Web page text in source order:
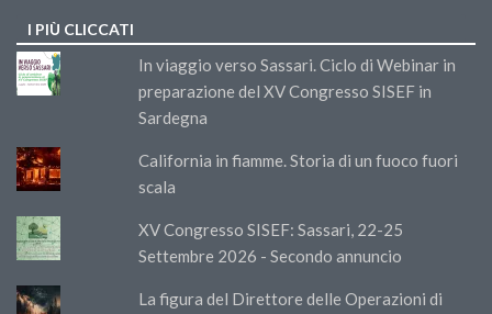
I PIÙ CLICCATI
In viaggio verso Sassari. Ciclo di Webinar in
preparazione del XV Congresso SISEF in
Sardegna
California in fiamme. Storia di un fuoco fuori
scala
XV Congresso SISEF: Sassari, 22-25
Settembre 2026 - Secondo annuncio
La figura del Direttore delle Operazioni di